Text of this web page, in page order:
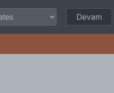
Devam